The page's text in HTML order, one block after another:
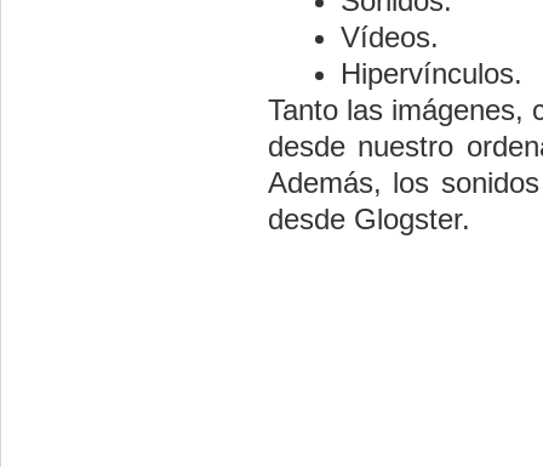
Vídeos.
Hipervínculos.
Tanto las imágenes,
desde nuestro
Además, los
desde Glogster.